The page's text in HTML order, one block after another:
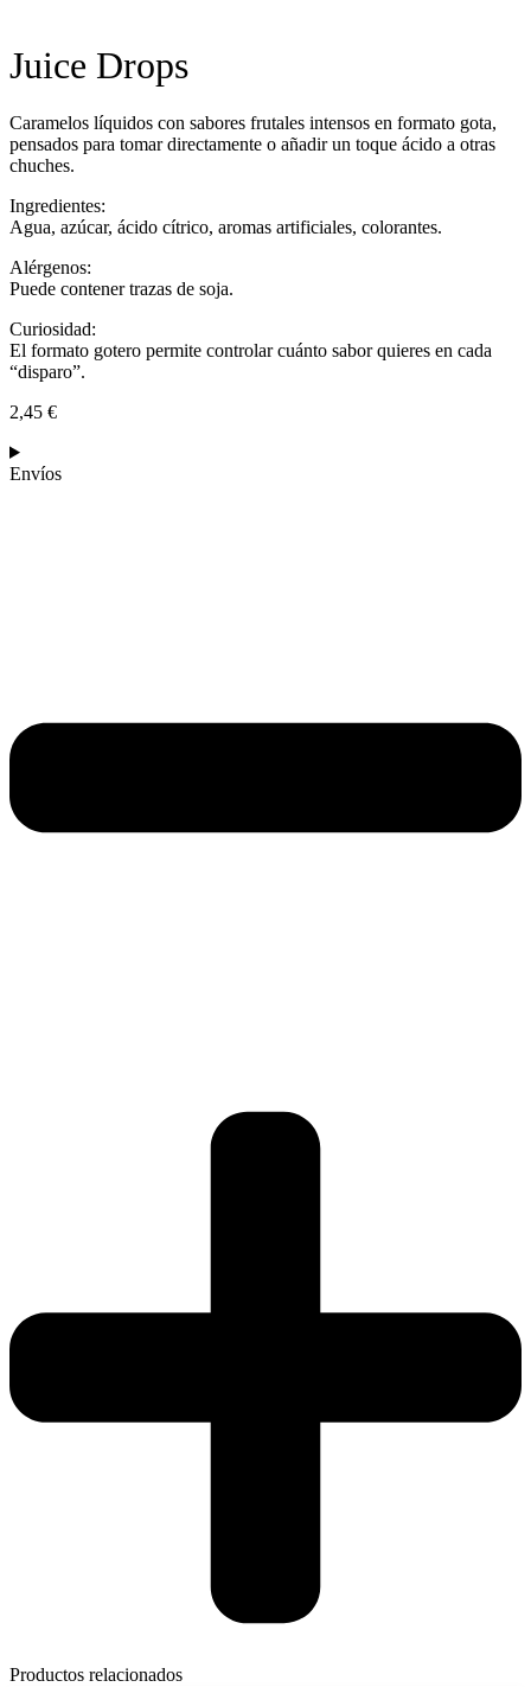
Juice Drops
Caramelos líquidos con sabores frutales intensos en formato gota,
pensados para tomar directamente o añadir un toque ácido a otras
chuches.
Ingredientes:
Agua, azúcar, ácido cítrico, aromas artificiales, colorantes.
Alérgenos:
Puede contener trazas de soja.
Curiosidad:
El formato gotero permite controlar cuánto sabor quieres en cada
“disparo”.
2,45 €
Envíos
Productos relacionados